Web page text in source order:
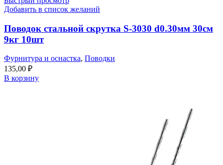
Добавить в список желаний
Поводок стальной скрутка S-3030 d0.30мм 30см
9кг 10шт
Фурнитура и оснастка, Поводки
135,00 ₽
В корзину